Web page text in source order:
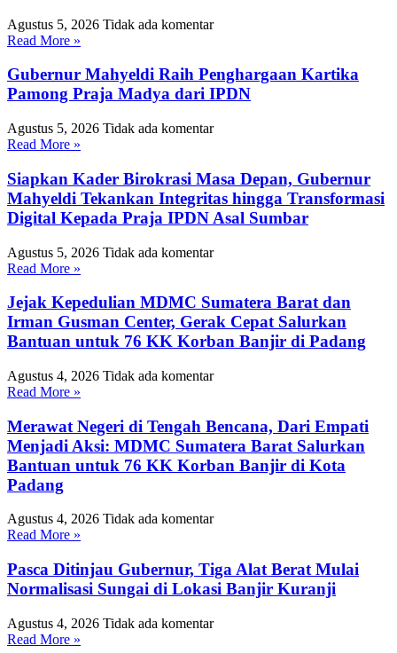
Agustus 5, 2026 Tidak ada komentar
Read More »
Gubernur Mahyeldi Raih Penghargaan Kartika
Pamong Praja Madya dari IPDN
Agustus 5, 2026 Tidak ada komentar
Read More »
Siapkan Kader Birokrasi Masa Depan, Gubernur
Mahyeldi Tekankan Integritas hingga Transformasi
Digital Kepada Praja IPDN Asal Sumbar
Agustus 5, 2026 Tidak ada komentar
Read More »
Jejak Kepedulian MDMC Sumatera Barat dan
Irman Gusman Center, Gerak Cepat Salurkan
Bantuan untuk 76 KK Korban Banjir di Padang
Agustus 4, 2026 Tidak ada komentar
Read More »
Merawat Negeri di Tengah Bencana, Dari Empati
Menjadi Aksi: MDMC Sumatera Barat Salurkan
Bantuan untuk 76 KK Korban Banjir di Kota
Padang
Agustus 4, 2026 Tidak ada komentar
Read More »
Pasca Ditinjau Gubernur, Tiga Alat Berat Mulai
Normalisasi Sungai di Lokasi Banjir Kuranji
Agustus 4, 2026 Tidak ada komentar
Read More »